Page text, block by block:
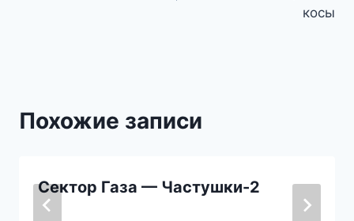
косы
Похожие записи
Сектор Газа — Частушки-2